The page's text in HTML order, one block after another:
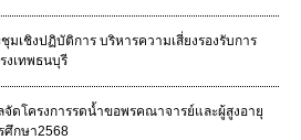
มเชิงปฏิบัติการ บริหารความเสี่ยงรองรับการ
งเทพธนบุรี
ดโครงการรดน้ำขอพรคณาจารย์และผู้สูงอายุ
ศึกษา2568